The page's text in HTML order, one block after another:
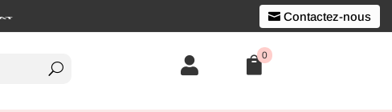
Contactez-nous
 0